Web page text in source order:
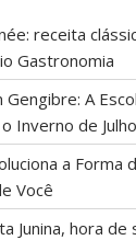
receita
Gastronomia
A
Inverno de Julho
a Forma
Você
Junina, hora